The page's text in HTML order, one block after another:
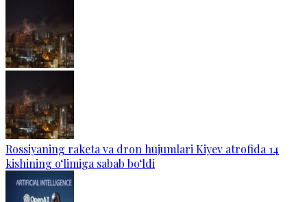
Rossiyaning raketa va dron hujumlari Kiyev atrofida 14
kishining o‘limiga sabab bo‘ldi